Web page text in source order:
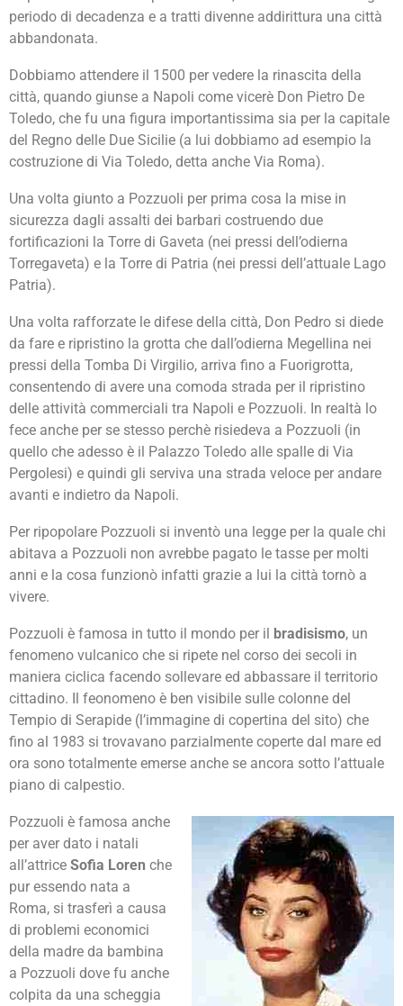
periodo di decadenza e a tratti divenne addirittura una città
abbandonata.
Dobbiamo attendere il 1500 per vedere la rinascita della
città, quando giunse a Napoli come vicerè Don Pietro De
Toledo, che fu una figura importantissima sia per la capitale
del Regno delle Due Sicilie (a lui dobbiamo ad esempio la
costruzione di Via Toledo, detta anche Via Roma).
Una volta giunto a Pozzuoli per prima cosa la mise in
sicurezza dagli assalti dei barbari costruendo due
fortificazioni la Torre di Gaveta (nei pressi dell’odierna
Torregaveta) e la Torre di Patria (nei pressi dell’attuale Lago
Patria).
Una volta rafforzate le difese della città, Don Pedro si diede
da fare e ripristino la grotta che dall’odierna Megellina nei
pressi della Tomba Di Virgilio, arriva fino a Fuorigrotta,
consentendo di avere una comoda strada per il ripristino
delle attività commerciali tra Napoli e Pozzuoli. In realtà lo
fece anche per se stesso perchè risiedeva a Pozzuoli (in
quello che adesso è il Palazzo Toledo alle spalle di Via
Pergolesi) e quindi gli serviva una strada veloce per andare
avanti e indietro da Napoli.
Per ripopolare Pozzuoli si inventò una legge per la quale chi
abitava a Pozzuoli non avrebbe pagato le tasse per molti
anni e la cosa funzionò infatti grazie a lui la città tornò a
vivere.
Pozzuoli è famosa in tutto il mondo per il bradisismo, un
fenomeno vulcanico che si ripete nel corso dei secoli in
maniera ciclica facendo sollevare ed abbassare il territorio
cittadino. Il feonomeno è ben visibile sulle colonne del
Tempio di Serapide (l’immagine di copertina del sito) che
fino al 1983 si trovavano parzialmente coperte dal mare ed
ora sono totalmente emerse anche se ancora sotto l’attuale
piano di calpestio.
Pozzuoli è famosa anche
per aver dato i natali
all’attrice Sofia Loren che
pur essendo nata a
Roma, si trasferì a causa
di problemi economici
della madre da bambina
a Pozzuoli dove fu anche
colpita da una scheggia